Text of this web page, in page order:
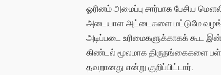
ஓரினம் அமைப்பு சார்பாக பேசிய
அடையாள அட்டைகளை மட்டுமே
அடிப்படை உரிமைகளுக்காகக் கூட
கிண்டல் மூலமாக திருநங்கைகளை
தவறானது என்று குறிப்பிட்டார்.